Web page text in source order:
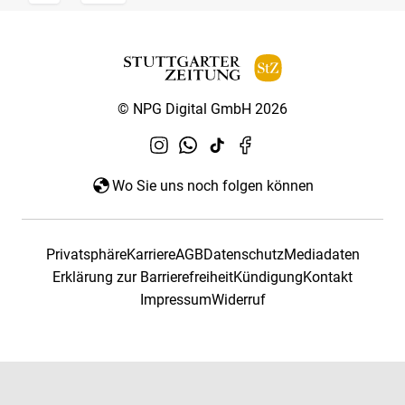
© NPG Digital GmbH 2026
Wo Sie uns noch folgen können
PrivatsphäreKarriereAGBDatenschutzMediadaten
Erklärung zur BarrierefreiheitKündigungKontakt
ImpressumWiderruf